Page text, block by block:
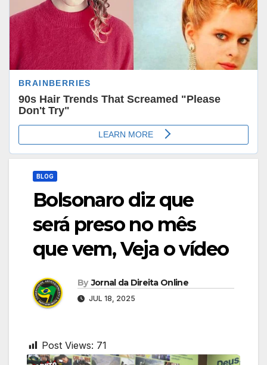
BLOG
Bolsonaro diz que
será preso no mês
que vem, Veja o vídeo
By Jornal da Direita Online
JUL 18, 2025
Post Views: 71